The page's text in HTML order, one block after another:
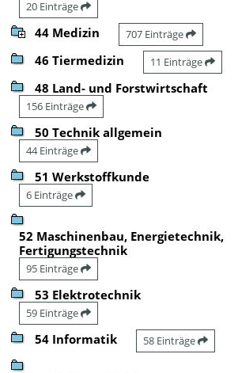
20 Einträge
44 Medizin 707 Einträge
46 Tiermedizin 11 Einträge
48 Land- und Forstwirtschaft
156 Einträge
50 Technik allgemein
44 Einträge
51 Werkstoffkunde
6 Einträge
52 Maschinenbau, Energietechnik,
Fertigungstechnik
95 Einträge
53 Elektrotechnik
59 Einträge
54 Informatik 58 Einträge